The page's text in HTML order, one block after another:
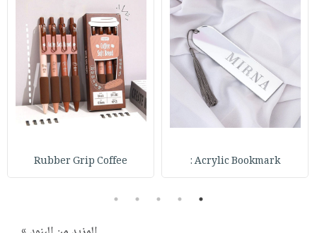
Acrylic Bookmark :
Rubber Grip Coffee
1
2
3
4
5